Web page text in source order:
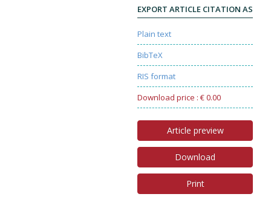
EXPORT ARTICLE CITATION AS
Plain text
BibTeX
RIS format
Download price : € 0.00
Article preview
Download
Print